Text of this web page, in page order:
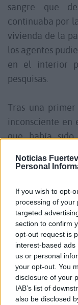
Noticias
Personal
If you wish to opt-
processing of your
targeted
section to confirm
opt-out request is
interest-based
us or personal
your opt-out. You
disclosure of your
IAB’s list of
also be disclosed
sangre que
continuaba por
vivienda de la
los agentes
en el interior
pesquisas.
Tras una
inconsciente en
que había
barbilla, por lo
servicios de
recupera de
Los agentes
del individuo
quien decretó
Comentarios